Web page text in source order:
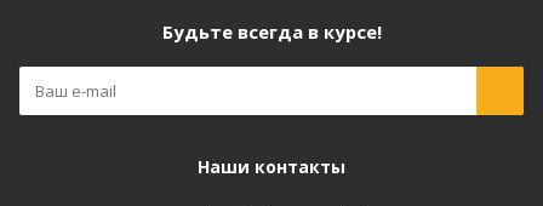
Будьте всегда в курсе!
Наши контакты